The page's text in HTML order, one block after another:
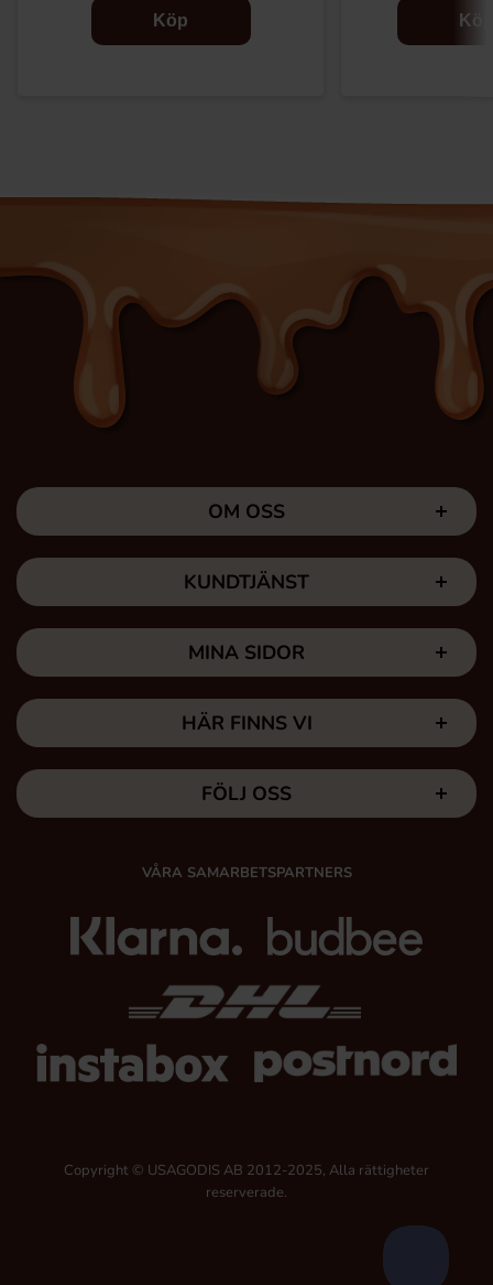
Köp Köp
OM OSS
KUNDTJÄNST
MINA SIDOR
HÄR FINNS VI
FÖLJ OSS
VÅRA SAMARBETSPARTNERS
Copyright © USAGODIS AB 2012-2025, Alla rättigheter
reserverade.